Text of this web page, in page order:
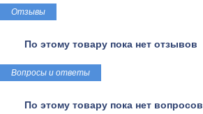
Отзывы
По этому товару пока нет отзывов
Вопросы и ответы
По этому товару пока нет вопросов